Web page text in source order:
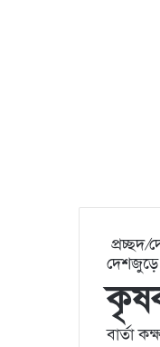
প্রচ্ছদ/
দেশজুড়ে
বার্তা